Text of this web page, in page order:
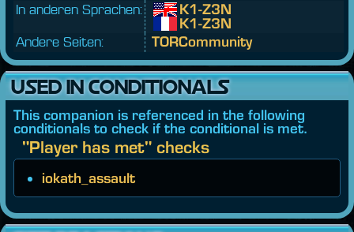
In anderen Sprachen:
K1-Z3N
K1-Z3N
Andere Seiten:
TORCommunity
USED IN CONDITIONALS
This companion is referenced in the following
conditionals to check if the conditional is met.
"Player has met" checks
iokath_assault